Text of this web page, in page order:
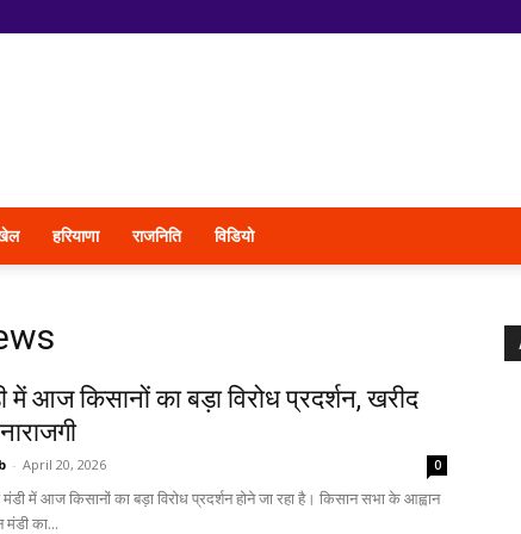
हरियाणा राजनिति विडियो
में आज किसानों का बड़ा विरोध प्रदर्शन, खरीद
- April 20, 2026 0
मंडी में आज किसानों का बड़ा विरोध प्रदर्शन होने जा रहा है। किसान सभा के आह्वान
का...